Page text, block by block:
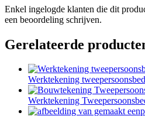
Enkel ingelogde klanten die dit
een beoordeling schrijven.
Gerelateerde
Werktekening
Werktekening